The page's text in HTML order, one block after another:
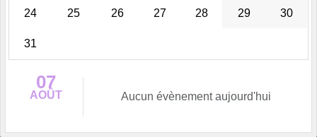
24 25 26 27 28 29 30
31
07
AOÛT Aucun évènement aujourd'hui